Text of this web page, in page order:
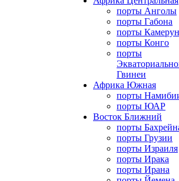
порты Анголы
порты Габона
порты
порты Конго
порты
Гвинеи
Африка Южная
порты
порты ЮАР
Восток Ближний
порты
порты Грузии
порты Израиля
порты Ирака
порты Ирана